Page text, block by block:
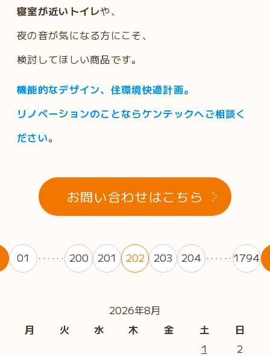
寝室が近いトイレや、
夜の音が気になる方にこそ、
検討してほしい商品です。
機能的なデザイン、住環境快適計画。
リノベーションのことならケンテックへご相談く
ださい。
お問い合わせはこちら
01 ・・・・・・ 200 201 202 203 204 ・・・・・・ 1794
2026年8月
月
火 水 木 金 土 日
1
2